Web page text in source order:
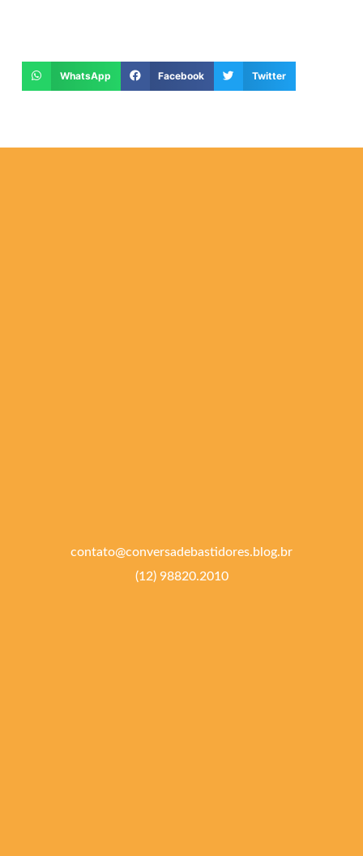
WhatsApp Facebook Twitter
contato@conversadebastidores.blog.br
(12) 98820.2010